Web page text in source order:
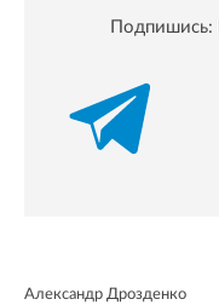
Подпишись:
Александр Дрозденко